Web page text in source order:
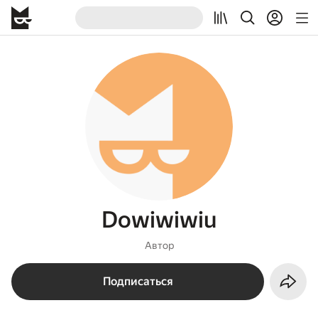
Dowiwiwiu
Автор
Подписаться